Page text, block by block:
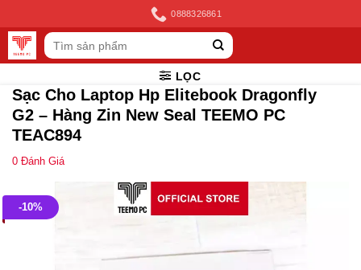
to
content
0888326861
Tìm
kiếm:
LỌC
Sạc Cho Laptop Hp Elitebook Dragonfly
G2 – Hàng Zin New Seal TEEMO PC
TEAC894
0 Đánh Giá
-10%